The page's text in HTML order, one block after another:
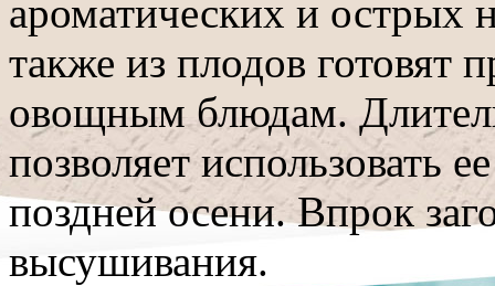
ароматических и острых
также из плодов готовят
овощным блюдам.
позволяет использовать
поздней осени. Впрок
высушивания.